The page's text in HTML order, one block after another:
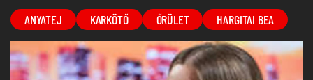
ANYATEJ KARKÖTŐ ŐRÜLET HARGITAI BEA